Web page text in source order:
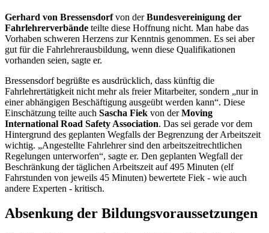
Gerhard von Bressensdorfvon derBundesvereinigung der
Fahrlehrerverbände teilte diese Hoffnung nicht. Man habe das
Vorhaben schweren Herzens zur Kenntnis genommen. Es sei aber
gut für die Fahrlehrerausbildung, wenn diese Qualifikationen
vorhanden seien, sagte er.
Bressensdorf begrüßte es ausdrücklich, dass künftig die
Fahrlehrertätigkeit nicht mehr als freier Mitarbeiter, sondern „nur in
einer abhängigen Beschäftigung ausgeübt werden kann“. Diese
Einschätzung teilte auch Sascha Fiek von derMoving
International Road Safety Association. Das sei gerade vor dem
Hintergrund des geplanten Wegfalls der Begrenzung der Arbeitszeit
wichtig. „Angestellte Fahrlehrer sind den arbeitszeitrechtlichen
Regelungen unterworfen“, sagte er. Den geplanten Wegfall der
Beschränkung der täglichen Arbeitszeit auf 495 Minuten (elf
Fahrstunden von jeweils 45 Minuten) bewertete Fiek - wie auch
andere Experten - kritisch.
Absenkung der Bildungsvoraussetzungen